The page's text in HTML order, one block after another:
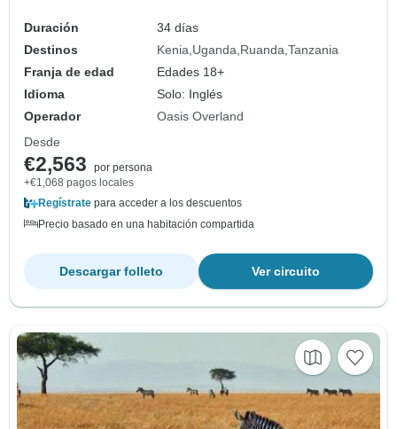
Duración
34 días
Destinos
Kenia Uganda Ruanda Tanzania
Franja de edad
Edades 18+
Idioma
Solo: Inglés
Operador
Oasis Overland
Desde
€2,563
por persona
+€1,068 pagos locales
Regístrate para acceder a los descuentos
Precio basado en una habitación compartida
Ver circuito
Descargar folleto